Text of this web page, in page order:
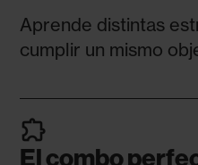
Aprende distintas
cumplir un mismo
extension
El combo